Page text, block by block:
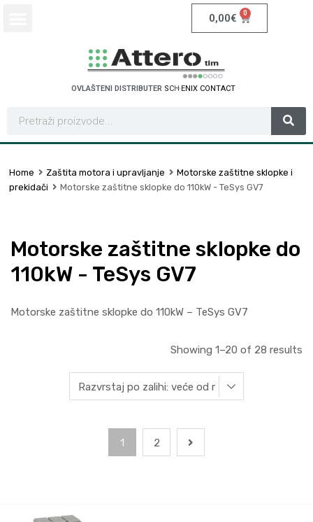
0,00€ 0
OVLAŠTENI DISTRIBUTER SCHNEIDER ELECTRI
Home Zaštita motora i upravljanje
Motorske zaštitne sklopke i
prekidači
Motorske zaštitne sklopke do 110kW - TeSys GV7
Motorske zaštitne sklopke do
110kW - TeSys GV7
Motorske zaštitne sklopke do 110kW – TeSys GV7
Showing 1–20 of 28 results
1 2